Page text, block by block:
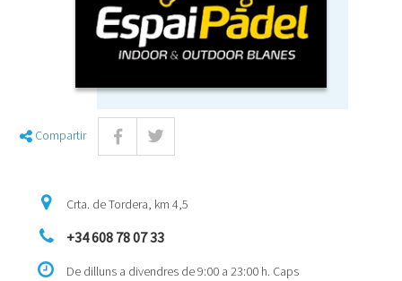
Compartir
Crta. de Tordera, km 4,5
+34 608 78 07 33
De dilluns a divendres de 9:00 a 23:00 h. Caps